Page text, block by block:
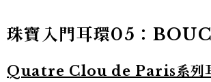
珠寶入門耳環05：
Quatre Clou de Paris系列